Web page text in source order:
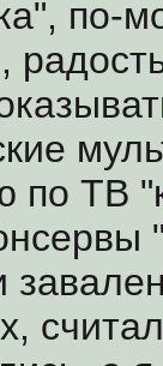
по-
по ТВ